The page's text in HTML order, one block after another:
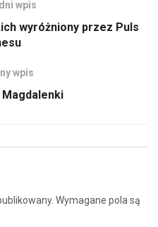
wpis
wyróżniony przez Puls
wpis
Wymagane pola są